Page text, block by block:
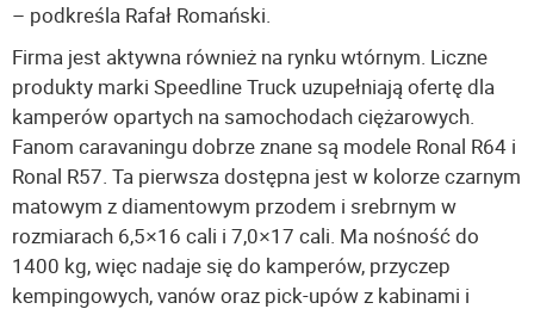
– podkreśla Rafał Romański.
Firma jest aktywna również na rynku wtórnym. Liczne
produkty marki Speedline Truck uzupełniają ofertę dla
kamperów opartych na samochodach ciężarowych.
Fanom caravaningu dobrze znane są modele Ronal R64 i
Ronal R57. Ta pierwsza dostępna jest w kolorze czarnym
matowym z diamentowym przodem i srebrnym w
rozmiarach 6,5×16 cali i 7,0×17 cali. Ma nośność do
1400 kg, więc nadaje się do kamperów, przyczep
kempingowych, vanów oraz pick-upów z kabinami i